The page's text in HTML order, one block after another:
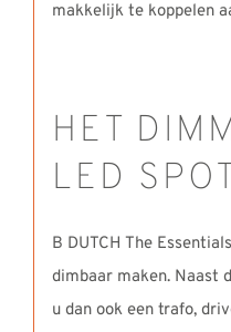
makkelijk te koppelen
HET
LED
B DUTCH The
dimbaar maken. Naast
u dan ook een trafo,